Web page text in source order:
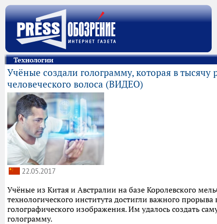
Технологии
Учёные создали голограмму, которая в тысячу
человеческого волоса (ВИДЕО)
22.05.2017
Учёные из Китая и Австралии на базе Королевского
технологического института достигли важного прорыва
голографического изображения. Им удалось создать
голограмму.